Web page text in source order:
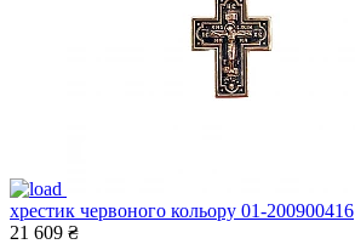
хрестик червоного кольору 01-200900416
21 609 ₴